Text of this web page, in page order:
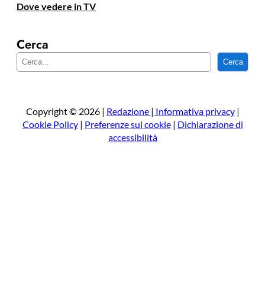
Dove vedere in TV
Cerca
e
a
Cerca
Copyright © 2026 | Redazione | Informativa privacy|
Cookie Policy| Preferenze sui cookie| Dichiarazione di
accessibilità